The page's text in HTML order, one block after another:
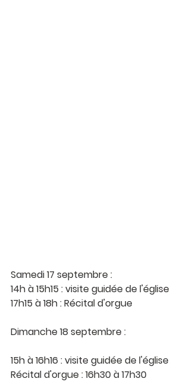
Samedi 17 septembre :
14h à 15h15 : visite guidée de l'église
17h15 à 18h : Récital d'orgue
Dimanche 18 septembre :
15h à 16h16 : visite guidée de l'église
Récital d'orgue : 16h30 à 17h30